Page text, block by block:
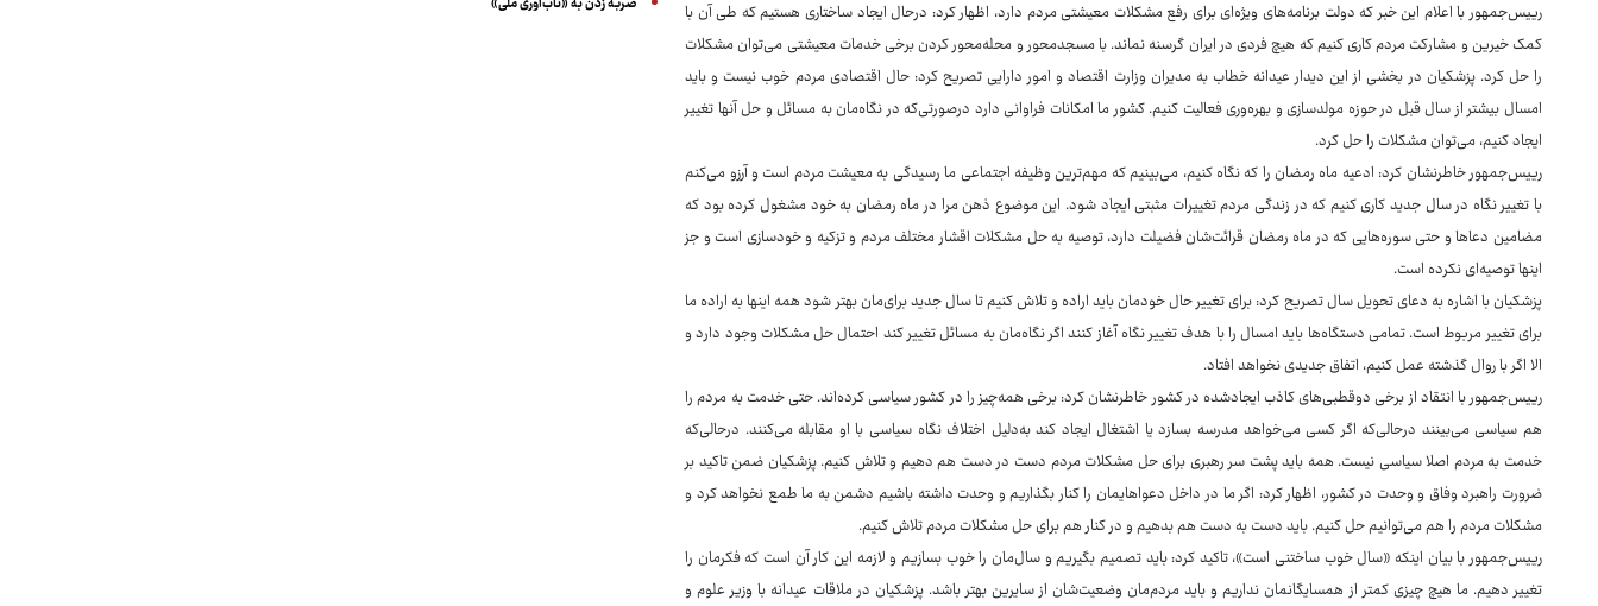
رییس‌جمهور با اعلام این خبر که دولت برنامه‌های ویژه‌ای برای رفع مشکلات معیشتی مردم دارد، اظهار کرد: درحال ایجاد ساختاری هستیم که طی آن با
کمک خیرین و مشارکت مردم کاری کنیم که هیچ فردی در ایران گرسنه نماند. با مسجدمحور و محله‌محور کردن برخی خدمات معیشتی می‌توان مشکلات
را حل کرد. پزشکیان در بخشی از این دیدار عیدانه خطاب به مدیران وزارت اقتصاد و امور دارایی تصریح کرد: حال اقتصادی مردم خوب نیست و باید
امسال بیشتر از سال قبل در حوزه مولدسازی و بهره‌وری فعالیت کنیم. کشور ما امکانات فراوانی دارد درصورتی‌که در نگاه‌مان به مسائل و حل آنها تغییر
ایجاد کنیم، می‌توان مشکلات را حل کرد.
رییس‌جمهور خاطرنشان کرد: ادعیه ماه رمضان را که نگاه کنیم، می‌بینیم که مهم‌ترین وظیفه اجتماعی ما رسیدگی به معیشت مردم است و آرزو می‌کنم
با تغییر نگاه در سال جدید کاری کنیم که در زندگی مردم تغییرات مثبتی ایجاد شود. این موضوع ذهن مرا در ماه رمضان به خود مشغول کرده بود که
مضامین دعاها و حتی سوره‌هایی که در ماه رمضان قرائت‌شان فضیلت دارد، توصیه به حل مشکلات اقشار مختلف مردم و تزکیه و خودسازی است و جز
اینها توصیه‌ای نکرده است.
پزشکیان با اشاره به دعای تحویل سال تصریح کرد: برای تغییر حال خودمان باید اراده و تلاش کنیم تا سال جدید برای‌مان بهتر شود همه اینها به اراده ما
برای تغییر مربوط است. تمامی دستگاه‌ها باید امسال را با هدف تغییر نگاه آغاز کنند اگر نگاه‌مان به مسائل تغییر کند احتمال حل مشکلات وجود دارد و
الا اگر با روال گذشته عمل کنیم، اتفاق جدیدی نخواهد افتاد.
رییس‌جمهور با انتقاد از برخی دوقطبی‌های کاذب ایجادشده در کشور خاطرنشان کرد: برخی همه‌چیز را در کشور سیاسی کرده‌اند. حتی خدمت به مردم را
هم سیاسی می‌بینند درحالی‌که اگر کسی می‌خواهد مدرسه بسازد یا اشتغال ایجاد کند به‌دلیل اختلاف نگاه سیاسی با او مقابله می‌کنند. درحالی‌که
خدمت به مردم اصلا سیاسی نیست. همه باید پشت سر رهبری برای حل مشکلات مردم دست در دست هم دهیم و تلاش کنیم. پزشکیان ضمن تاکید بر
ضرورت راهبرد وفاق و وحدت در کشور، اظهار کرد: اگر ما در داخل دعواهایمان را کنار بگذاریم و وحدت داشته باشیم دشمن به ما طمع نخواهد کرد و
مشکلات مردم را هم می‌توانیم حل کنیم. باید دست به دست هم بدهیم و در کنار هم برای حل مشکلات مردم تلاش کنیم.
رییس‌جمهور با بیان اینکه «سال خوب ساختنی است»، تاکید کرد: باید تصمیم بگیریم و سال‌مان را خوب بسازیم و لازمه این کار آن است که فکرمان را
تغییر دهیم. ما هیچ چیزی کمتر از همسایگانمان نداریم و باید مردم‌مان وضعیت‌شان از سایرین بهتر باشد. پزشکیان در ملاقات عیدانه با وزیر علوم و